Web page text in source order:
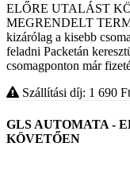
ELŐRE UTALÁST
MEGRENDELT
kizárólag a kisebb
feladni Packetán
csomagponton már
Szállítási díj: 1 690 Ft
GLS AUTOMATA -
KÖVETŐEN